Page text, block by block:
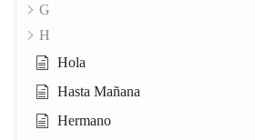
G
H
Hola
Hasta Mañana
Hermano